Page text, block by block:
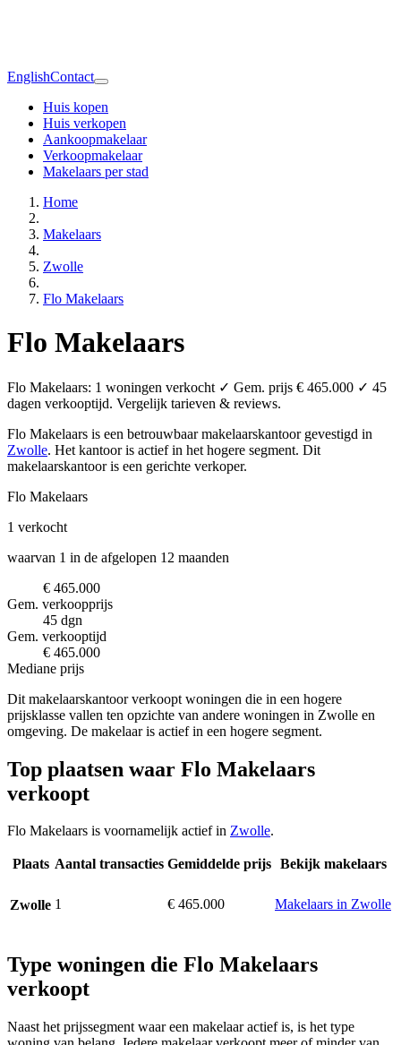
EnglishContact
Huis kopen
Huis verkopen
Aankoopmakelaar
Verkoopmakelaar
Makelaars per stad
Home
Makelaars
Zwolle
Flo Makelaars
Flo Makelaars
Flo Makelaars: 1 woningen verkocht ✓ Gem. prijs € 465.000 ✓ 45
dagen verkooptijd. Vergelijk tarieven & reviews.
Flo Makelaars is een betrouwbaar makelaarskantoor gevestigd in
Zwolle. Het kantoor is actief in het hogere segment. Dit
makelaarskantoor is een gerichte verkoper.
Flo Makelaars
1 verkocht
waarvan 1 in de afgelopen 12 maanden
€ 465.000
Gem. verkoopprijs
45 dgn
Gem. verkooptijd
€ 465.000
Mediane prijs
Dit makelaarskantoor verkoopt woningen die in een hogere
prijsklasse vallen ten opzichte van andere woningen in Zwolle en
omgeving. De makelaar is actief in een hogere segment.
Top plaatsen waar Flo Makelaars
verkoopt
Flo Makelaars is voornamelijk actief in Zwolle.
Plaats Aantal transacties Gemiddelde prijs Bekijk makelaars
Zwolle 1 € 465.000 Makelaars in Zwolle
Type woningen die Flo Makelaars
verkoopt
Naast het prijssegment waar een makelaar actief is, is het type